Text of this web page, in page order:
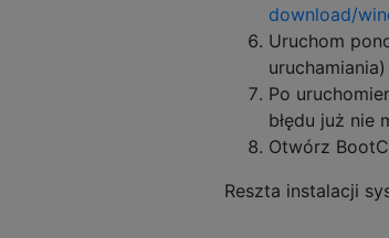
download/
Uruchom
uruchamiania)
Po
błędu już nie
Otwórz
Reszta instalacji